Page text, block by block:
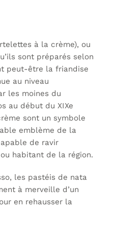
à la crème), ou
sont préparés selon
peut-être la friandise
au niveau
les moines du
au début du XIXe
sont un symbole
emblème de la
de ravir
habitant de la région.
les pastéis de nata
à merveille d’un
en rehausser la